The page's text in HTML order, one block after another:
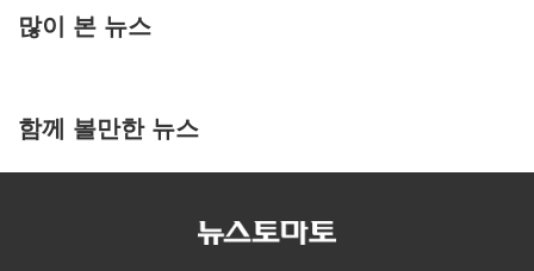
많이 본 뉴스
함께 볼만한 뉴스